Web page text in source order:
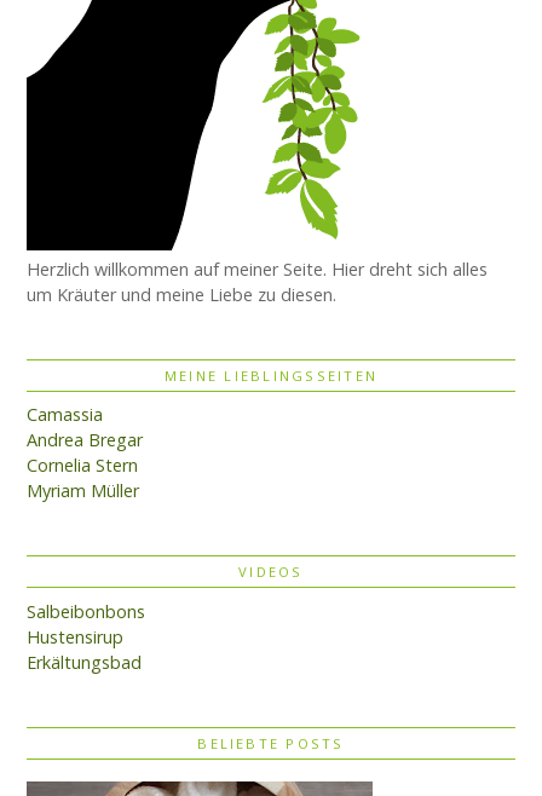
Herzlich willkommen auf meiner Seite. Hier dreht sich alles
um Kräuter und meine Liebe zu diesen.
MEINE LIEBLINGSSEITEN
Camassia
Andrea Bregar
Cornelia Stern
Myriam Müller
VIDEOS
Salbeibonbons
Hustensirup
Erkältungsbad
BELIEBTE POSTS